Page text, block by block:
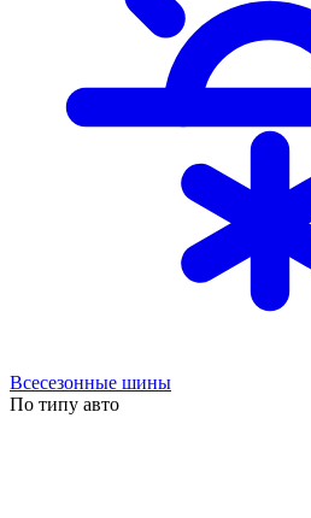
Всесезонные шины
По типу авто